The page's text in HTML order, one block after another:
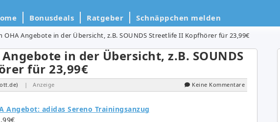
Bonusdeals Ratgeber Schnäppchen melden
OHA Angebote in der Übersicht, z.B. SOUNDS Streetlife II Kopfhörer für 23,99€
in der Übersicht, z.B. SOUNDS
für 23,99€
| Anzeige Keine Kommentare
Angebot: adidas Sereno Trainingsanzug